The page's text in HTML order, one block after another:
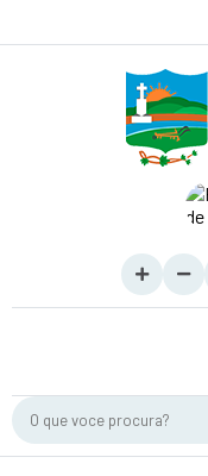
O que voce procura?